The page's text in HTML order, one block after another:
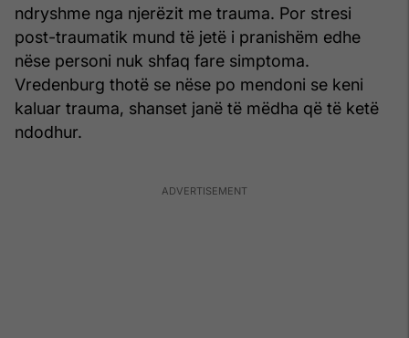
ndryshme nga njerëzit me trauma. Por stresi
post-traumatik mund të jetë i pranishëm edhe
nëse personi nuk shfaq fare simptoma.
Vredenburg thotë se nëse po mendoni se keni
kaluar trauma, shanset janë të mëdha që të ketë
ndodhur.